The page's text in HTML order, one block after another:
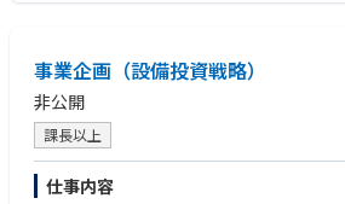
紹介）、顧客の量産工場でのプロセス条件作り
5. 本社（米国）との技術連携
装置改善・不具合共有・次世代装置の開発支援
メールなどで海外拠点と連携する場合がありま
■近い職種(企業によって定義が異なるため記載
・プロセスエンジニア
・技術マーケティング
・プロジェクトマネジメント
・アプリケーションエンジニア
事業企画（設備投資戦略）
非公開
課長以上
仕事内容